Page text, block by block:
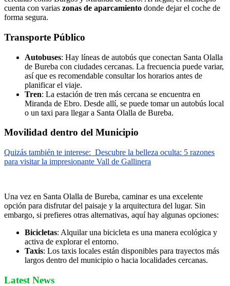
cuenta con varias zonas de aparcamiento donde dejar el coche de
forma segura.
Transporte Público
Autobuses: Hay líneas de autobús que conectan Santa Olalla
de Bureba con ciudades cercanas. La frecuencia puede variar,
así que es recomendable consultar los horarios antes de
planificar el viaje.
Tren: La estación de tren más cercana se encuentra en
Miranda de Ebro. Desde allí, se puede tomar un autobús local
o un taxi para llegar a Santa Olalla de Bureba.
Movilidad dentro del Municipio
Quizás también te interese: Descubre la belleza oculta: 5 razones
para visitar la impresionante Vall de Gallinera
Una vez en Santa Olalla de Bureba, caminar es una excelente
opción para disfrutar del paisaje y la arquitectura del lugar. Sin
embargo, si prefieres otras alternativas, aquí hay algunas opciones:
Bicicletas: Alquilar una bicicleta es una manera ecológica y
activa de explorar el entorno.
Taxis: Los taxis locales están disponibles para trayectos más
largos dentro del municipio o hacia localidades cercanas.
Latest News